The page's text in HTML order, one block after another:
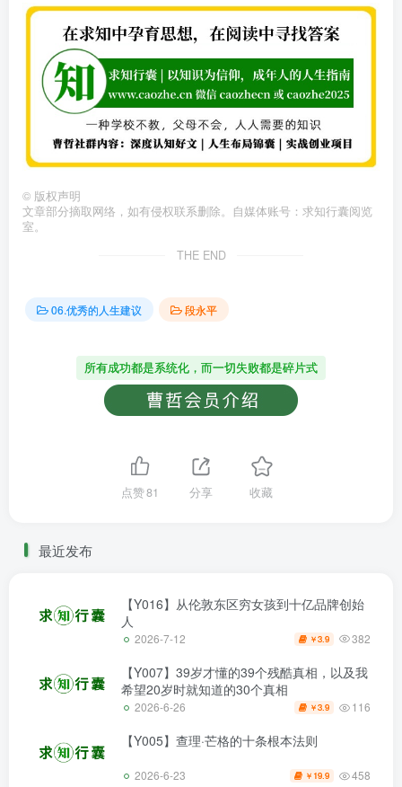
© 版权声明
文章部分摘取网络，如有侵权联系删除。自媒体账号：求知行囊阅览
室。
THE END
06.优秀的人生建议 段永平
所有成功都是系统化，而一切失败都是碎片式
点赞81 分享 收藏
最近发布
【Y016】从伦敦东区穷女孩到十亿品牌创始
人
2026-7-12 ￥3.9 382
【Y007】39岁才懂的39个残酷真相，以及我
希望20岁时就知道的30个真相
2026-6-26 ￥3.9 116
【Y005】查理·芒格的十条根本法则
2026-6-23 ￥ 19.9 458